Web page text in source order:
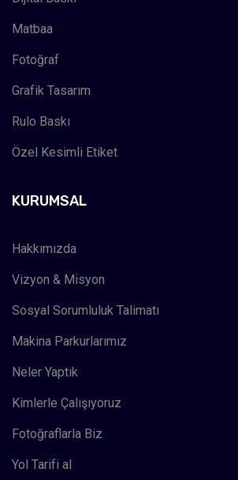
Matbaa
Fotoğraf
Grafik Tasarım
Rulo Baskı
Özel Kesimli Etiket
KURUMSAL
Hakkımızda
Vizyon & Misyon
Sosyal Sorumluluk Talimatı
Makina Parkurlarımız
Neler Yaptık
Kimlerle Çalışıyoruz
Fotoğraflarla Biz
Yol Tarifi al